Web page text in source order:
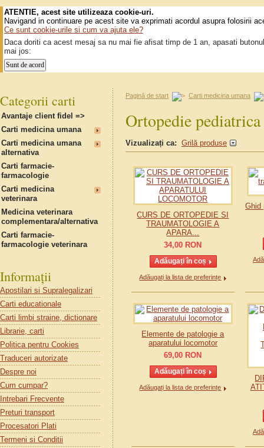
ATENTIE, acest site utilizeaza cookie-uri.
Navigand in continuare pe acest site va exprimati acordul asupra folosirii
Ce sunt cookie-urile si cum va ajuta ele?
Daca doriti ca acest mesaj sa nu mai fie afisat timp de 1 an, apasati
mai jos:
Pagină de start Carti medicina umana
Ortopedie pediatrica
Vizualizați ca: Grilă produse
CURS DE ORTOPEDIE SI
TRAUMATOLOGIE A
APARA...
34,00 RON
Adăugați la lista de preferințe
Ghid
Elemente de patologie a
aparatului locomotor
69,00 RON
Adăugați la lista de preferințe
Categorii carti
Avantaje client fidel =>
Carti medicina umana
Carti medicina umana
alternativa
Carti farmacie-
farmacologie
Carti medicina
veterinara
Medicina veterinara
complementara/alternativa
Carti farmacie-
farmacologie veterinara
Informații
Apostilari si Supralegalizari
Carti educationale
Carti limbi straine, dictionare
Librarie, carti
Politica pentru Cookies
Traduceri autorizate
Despre noi
Cum cumpar?
Intrebari Frecvente
Preturi transport
Procesatori Plati
Termeni si Conditii